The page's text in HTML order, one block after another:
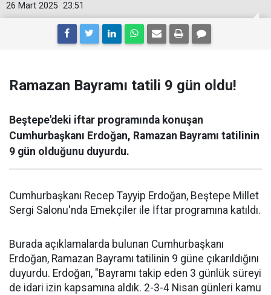
23:51
26 Mart 2025
Ramazan Bayramı tatili 9 gün oldu!
Beştepe'deki iftar programında konuşan
Cumhurbaşkanı Erdoğan, Ramazan Bayramı tatilinin
9 gün olduğunu duyurdu.
Cumhurbaşkanı Recep Tayyip Erdoğan, Beştepe Millet
Sergi Salonu'nda Emekçiler ile İftar programına katıldı.
Burada açıklamalarda bulunan Cumhurbaşkanı
Erdoğan, Ramazan Bayramı tatilinin 9 güne çıkarıldığını
duyurdu. Erdoğan, "Bayramı takip eden 3 günlük süreyi
de idari izin kapsamına aldık. 2-3-4 Nisan günleri kamu